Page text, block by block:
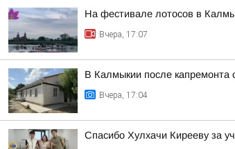
На фестивале лотосов в
Вчера, 17:07
В Калмыкии после капремонта
Вчера, 17:04
Спасибо Хулхачи Кирееву за